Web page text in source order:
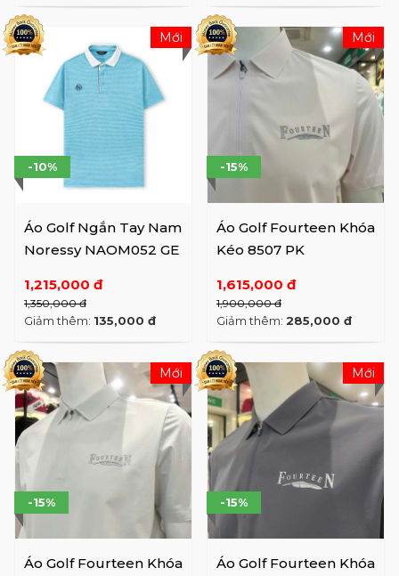
Áo Golf Ngắn Tay Nam
Noressy NAOM052 GE
1,215,000 đ
1,350,000 đ
-10%
Giảm thêm: 135,000 đ
Mới
Áo Golf Fourteen Khóa
Kéo 8507 PK
1,615,000 đ
1,900,000 đ
-15%
Giảm thêm: 285,000 đ
Mới
Áo Golf Fourteen Khóa
-15%
Mới
Áo Golf Fourteen Khóa
-15%
Mới